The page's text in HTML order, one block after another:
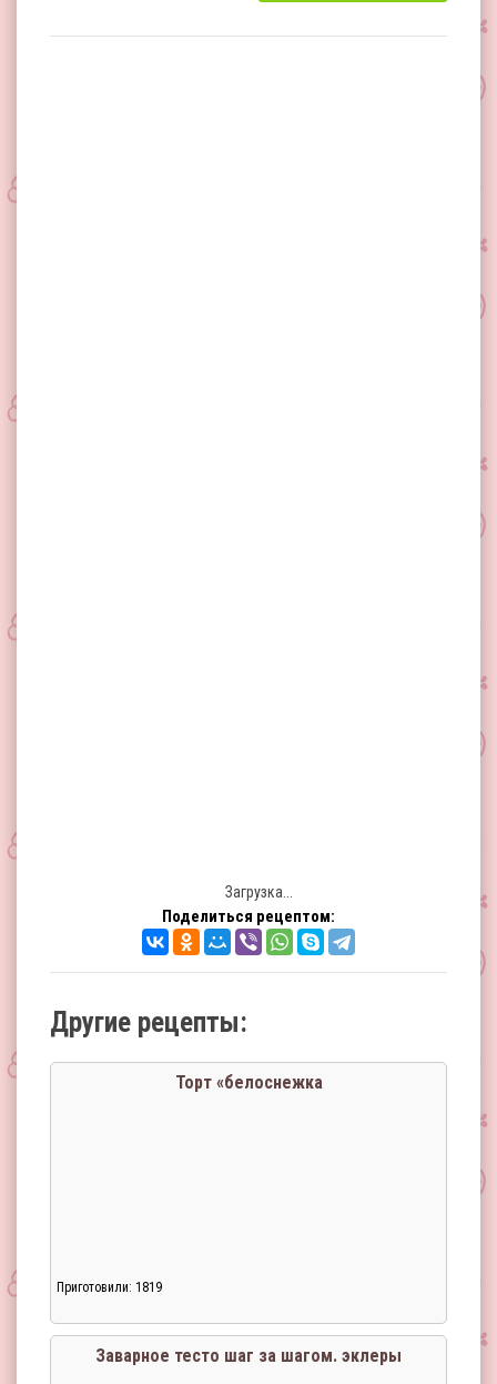
Загрузка...
Поделиться рецептом:
Другие рецепты:
Торт «белоснежка
Приготовили: 1819
Заварное тесто шаг за шагом. эклеры